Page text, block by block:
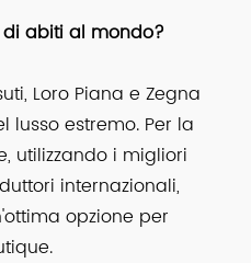
abiti al mondo?
Loro Piana e Zegna
lusso estremo. Per la
utilizzando i migliori
internazionali,
opzione per